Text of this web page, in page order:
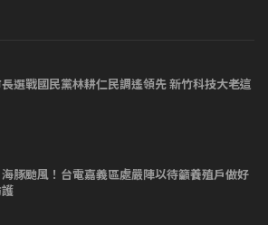
選戰國民黨林耕仁民調遙領先 新竹科技大老這
豚颱風！台電嘉義區處嚴陣以待籲養殖戶做好